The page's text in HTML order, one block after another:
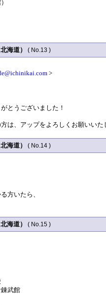
海道） ( No.13 )
>
とうございました！
は、アップをよろしくお願いいた
海道） ( No.14 )
方いたら、
海道） ( No.15 )
武館